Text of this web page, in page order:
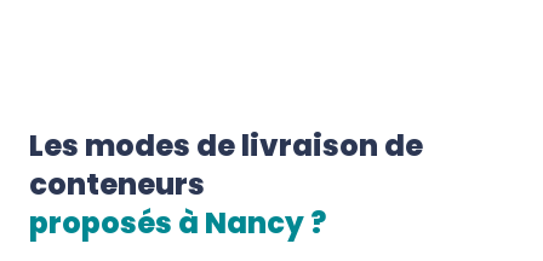
Les modes de livraison de
conteneurs
proposés à Nancy ?